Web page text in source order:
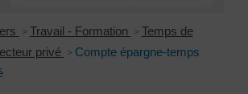
> Travail - Formation > Temps de
privé > Compte épargne-temps